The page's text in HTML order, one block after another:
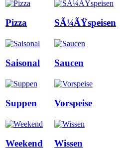
Pizza SÃ¼ÃŸspeisen
Saisonal Saucen
Suppen Vorspeise
Weekend Wissen